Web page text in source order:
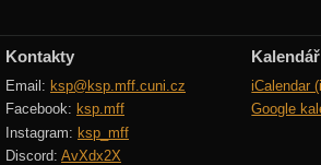
Kontakty
Email: ksp@ksp.mff.cuni.cz
Facebook: ksp.mff
Instagram: ksp_mff
Discord: AvXdx2X
iCalendar
Google